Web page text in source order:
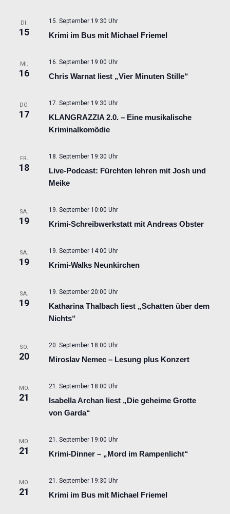
DI.
15 Krimi im Bus mit Michael Friemel
15. September 19:30 Uhr
MI.
16 Chris Warnat liest „Vier Minuten Stille“
16. September 19:00 Uhr
DO.
17
KLANGRAZZIA 2.0. – Eine musikalische
Kriminalkomödie
17. September 19:30 Uhr
FR.
18
Live-Podcast: Fürchten lehren mit Josh und
Meike
18. September 19:30 Uhr
SA.
19 Krimi-Schreibwerkstatt mit Andreas Obster
19. September 10:00 Uhr
SA.
19 Krimi-Walks Neunkirchen
19. September 14:00 Uhr
SA.
19
Katharina Thalbach liest „Schatten über dem
Nichts“
19. September 20:00 Uhr
SO.
20 Miroslav Nemec – Lesung plus Konzert
20. September 18:00 Uhr
MO.
21
Isabella Archan liest „Die geheime Grotte
von Garda“
21. September 18:00 Uhr
MO.
21 Krimi-Dinner – „Mord im Rampenlicht“
21. September 19:00 Uhr
MO.
21 Krimi im Bus mit Michael Friemel
21. September 19:30 Uhr